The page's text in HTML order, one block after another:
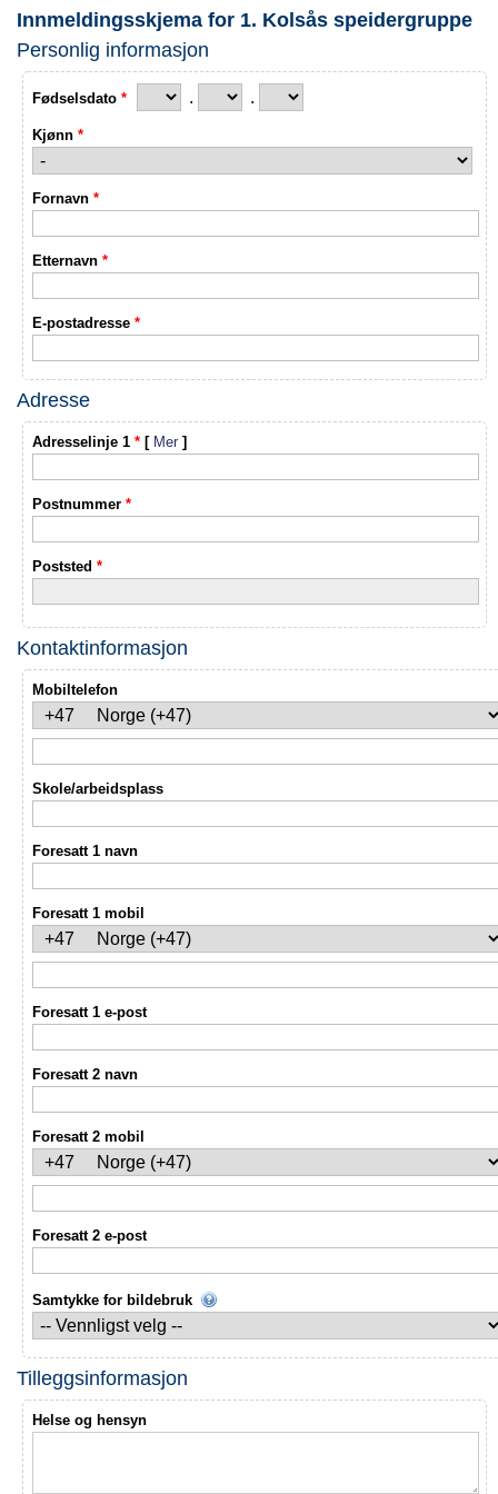
Innmeldingsskjema for 1. Kolsås speidergruppe
Personlig informasjon
Fødselsdato * . .
Kjønn *
Fornavn *
Etternavn *
E-postadresse *
Adresse
Adresselinje 1 * [ Mer ]
Postnummer *
Poststed *
Kontaktinformasjon
Mobiltelefon
Skole/arbeidsplass
Foresatt 1 navn
Foresatt 1 mobil
Foresatt 1 e-post
Foresatt 2 navn
Foresatt 2 mobil
Foresatt 2 e-post
Samtykke for bildebruk
Tilleggsinformasjon
Helse og hensyn